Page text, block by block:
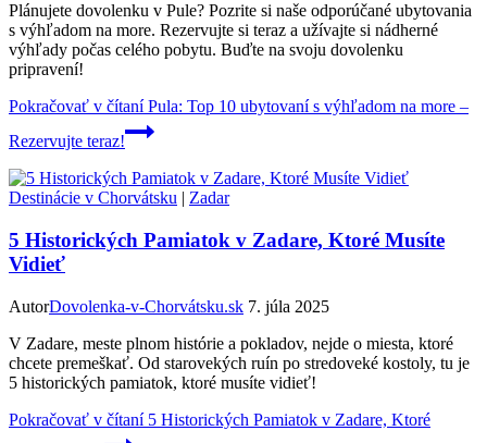
Plánujete dovolenku v Pule? Pozrite si naše odporúčané ubytovania
s výhľadom na more. Rezervujte si teraz a užívajte si nádherné
výhľady počas celého pobytu. Buďte na svoju dovolenku
pripravení!
Pokračovať v čítaníPula: Top 10 ubytovaní s výhľadom na more –
Rezervujte teraz!
Destinácie v Chorvátsku | Zadar
5 Historických Pamiatok v Zadare, Ktoré Musíte
Vidieť
AutorDovolenka-v-Chorvátsku.sk 7. júla 2025
V Zadare, meste plnom histórie a pokladov, nejde o miesta, ktoré
chcete premeškať. Od starovekých ruín po stredoveké kostoly, tu je
5 historických pamiatok, ktoré musíte vidieť!
Pokračovať v čítaní5 Historických Pamiatok v Zadare, Ktoré